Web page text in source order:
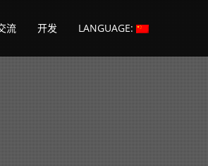
流 开发 LANGUAGE: